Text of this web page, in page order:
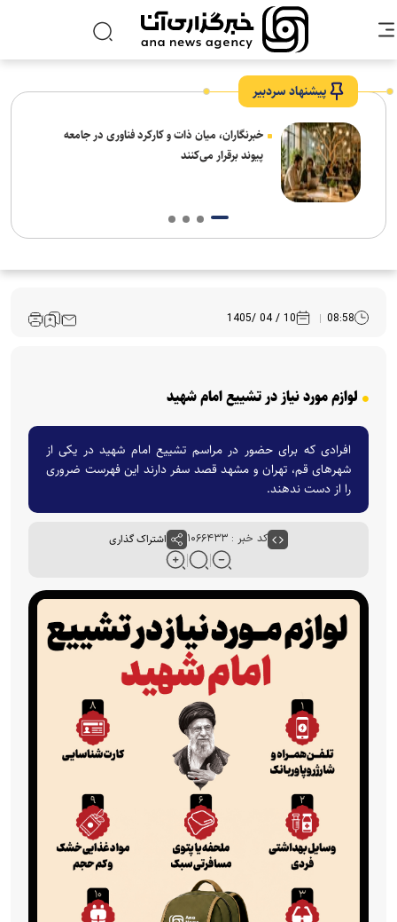
پیشنهاد سردبیر
فناوری در جامعه
نصراللهی: خبرنگاران در کنار طرح
08:58
10 / 04 /1405
لوازم مورد نیاز در تشییع امام شهید
افرادی که برای حضور در مراسم تشییع امام شهید در یکی از
شهرهای قم، تهران و مشهد قصد سفر دارند این فهرست ضروری
را از دست ندهند.
کد خبر : ۱۰۶۶۴۳۳ اشتراک گذاری